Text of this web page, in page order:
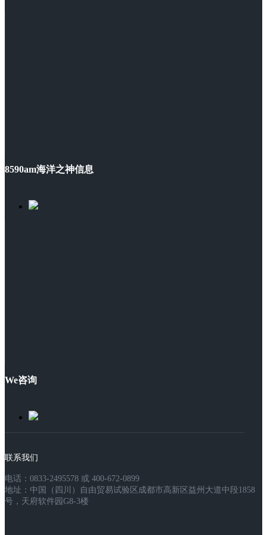
8590am海洋之神信息
We咨询
联系我们
电话：0833-2495578 或 400-672-0899
地址：中国（四川）自由贸易试验区成都市高新区益州大道中段1858
号，天府软件园G8-3楼